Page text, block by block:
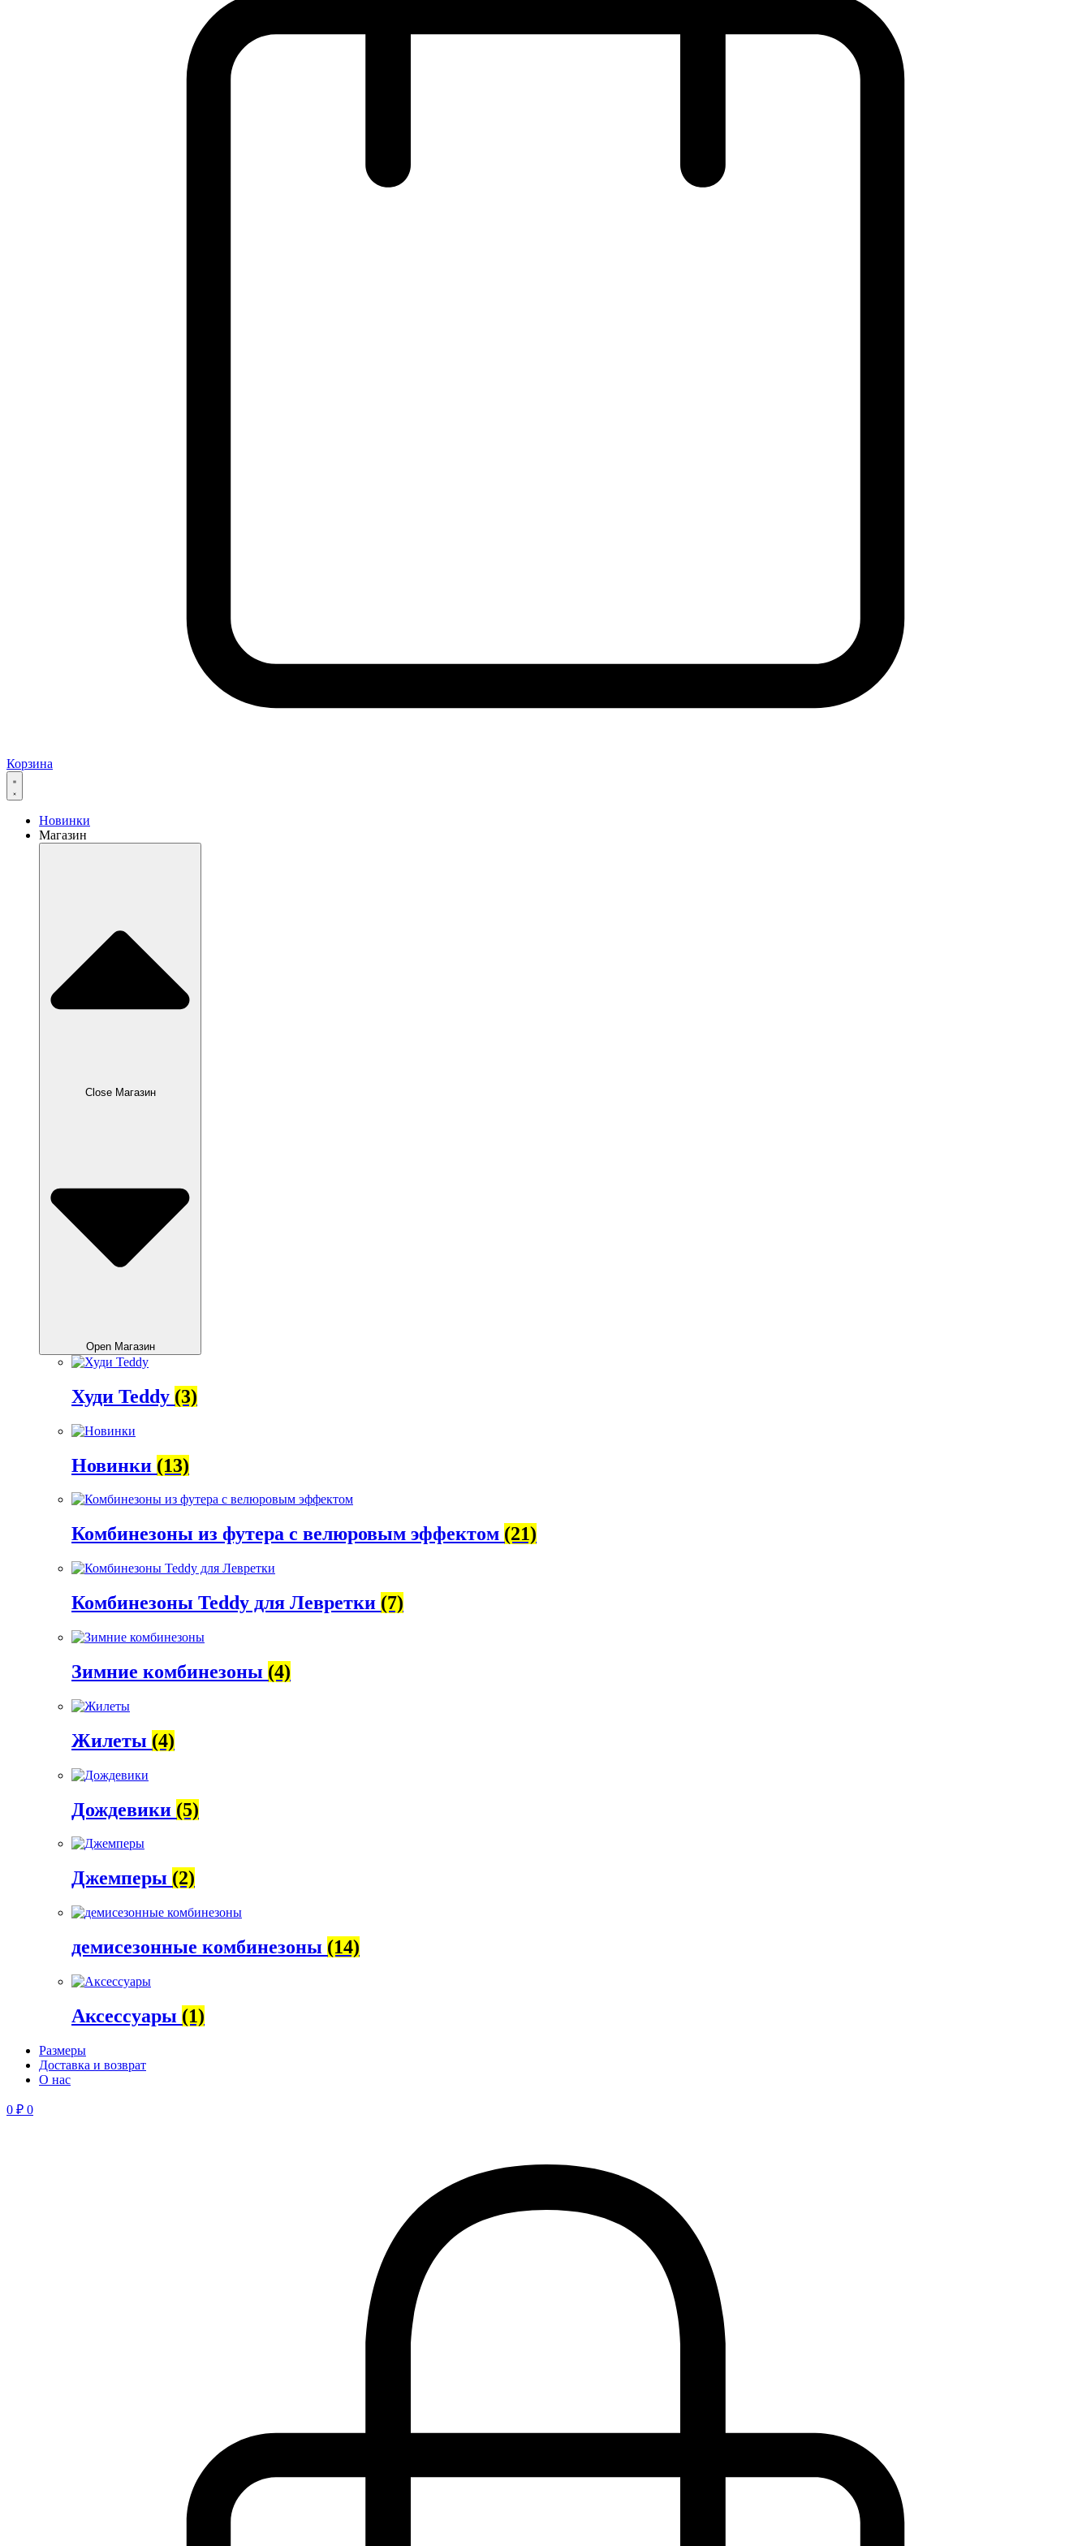
Корзина
Новинки
Магазин
Close Магазин
Open Магазин
Худи Teddy (3)
Новинки (13)
Комбинезоны из футера с велюровым эффектом (21)
Комбинезоны Teddy для Левретки (7)
Зимние комбинезоны (4)
Жилеты (4)
Дождевики (5)
Джемперы (2)
демисезонные комбинезоны (14)
Аксессуары (1)
Размеры
Доставка и возврат
О нас
0 ₽ 0